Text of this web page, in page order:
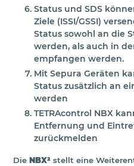
Status und SDS
Ziele (ISSI/GSSI)
Status sowohl an die
werden, als auch in
empfangen werden.
Mit Sepura Geräten
Status zusätzlich an
werden
TETRAcontrol NBX
Entfernung und
zurückmelden
Die NBX² stellt eine